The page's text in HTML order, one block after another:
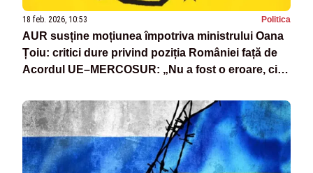
18 feb. 2026, 10:53 Politica
AUR susține moțiunea împotriva ministrului Oana
Țoiu: critici dure privind poziția României față de
Acordul UE–MERCOSUR: „Nu a fost o eroare, ci o